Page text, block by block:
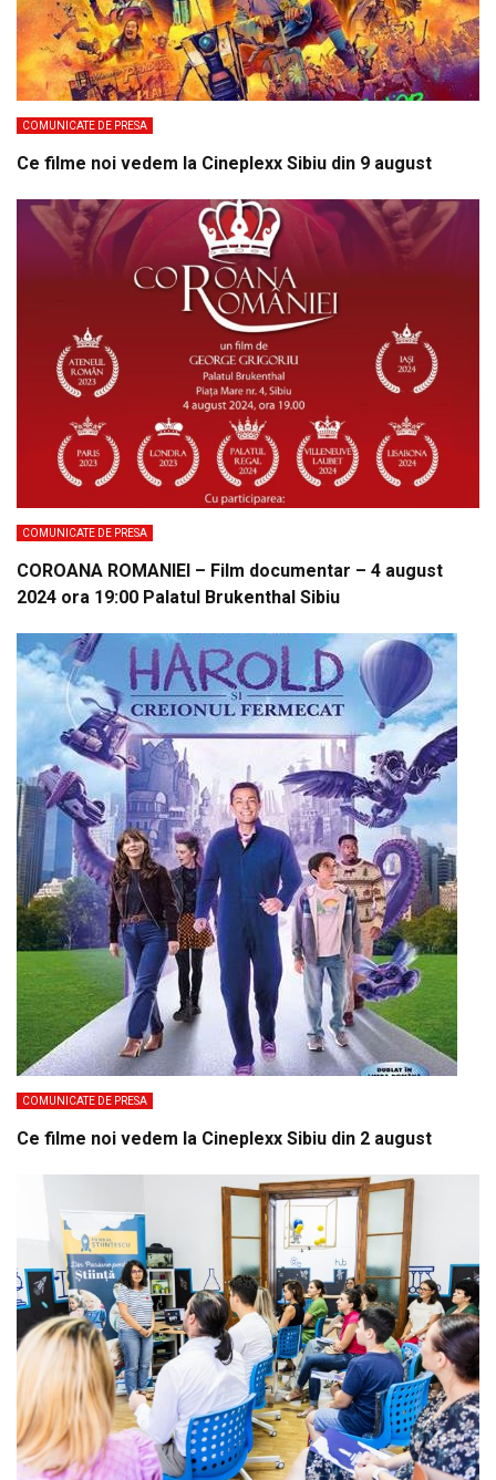
COMUNICATE DE PRESA
Ce filme noi vedem la Cineplexx Sibiu din 9 august
COMUNICATE DE PRESA
COROANA ROMANIEI – Film documentar – 4 august
2024 ora 19:00 Palatul Brukenthal Sibiu
COMUNICATE DE PRESA
Ce filme noi vedem la Cineplexx Sibiu din 2 august